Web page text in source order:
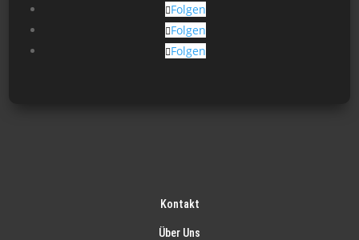
Folgen
Folgen
Folgen
Kontakt
Über Uns